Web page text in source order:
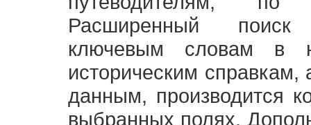
Расширенный
ключевым словам в
историческим
данным, производится
выбранных полях.